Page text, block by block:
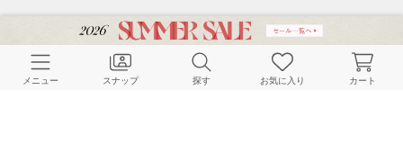
ご利用ガイド 店舗検索
メニュー スナップ 探す お気に入り カート